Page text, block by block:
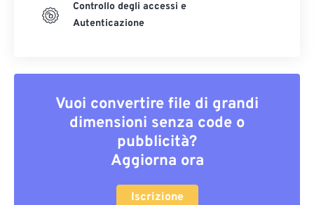
Controllo degli accessi e
Autenticazione
Vuoi convertire file di grandi
dimensioni senza code o
pubblicità?
Aggiorna ora
Iscrizione